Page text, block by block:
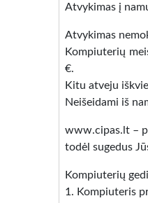
Atvykimas į
Atvykimas
Kompiuterių
€.
Kitu atveju
Neišeidami iš
www.cipas.lt –
todėl sugedus
Kompiuterių
1. Kompiuteris